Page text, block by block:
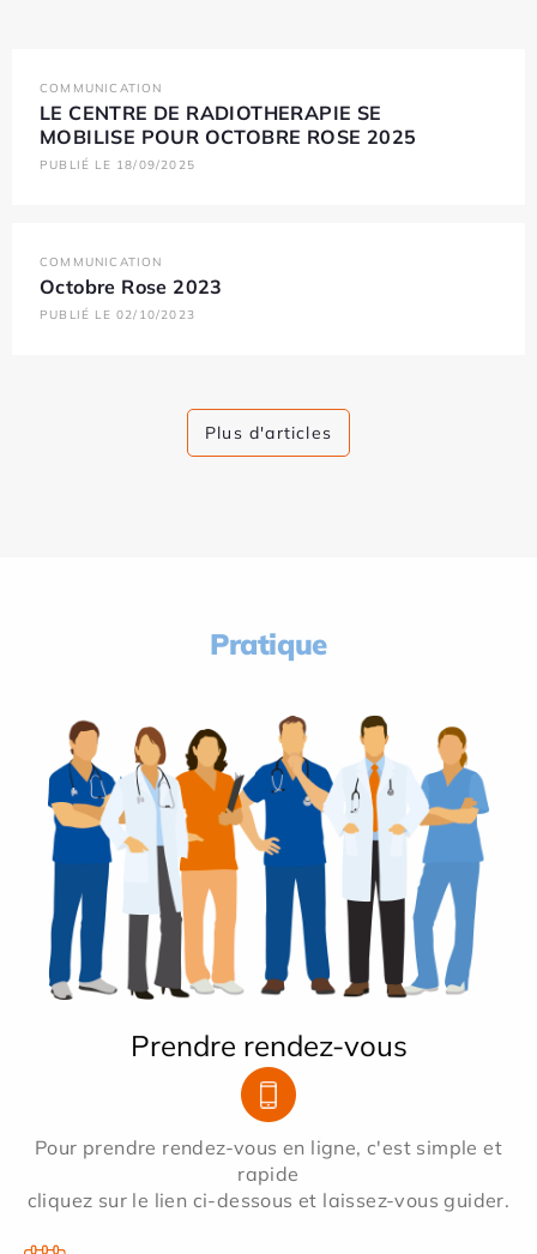
COMMUNICATION
LE CENTRE DE RADIOTHERAPIE SE
MOBILISE POUR OCTOBRE ROSE 2025
PUBLIÉ LE 18/09/2025
COMMUNICATION
Octobre Rose 2023
PUBLIÉ LE 02/10/2023
Plus d'articles
Pratique
Prendre rendez-vous
Pour prendre rendez-vous en ligne, c'est simple et
rapide
cliquez sur le lien ci-dessous et laissez-vous guider.